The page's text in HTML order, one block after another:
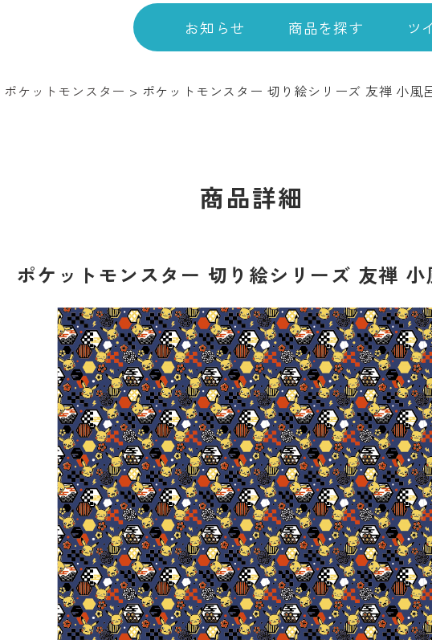
お知らせ 商品を探す ツ
ポケットモンスター > ポケットモンスター 切り絵シリーズ 友禅 小風
商品詳細
ポケットモンスター 切り絵シリーズ 友禅 小